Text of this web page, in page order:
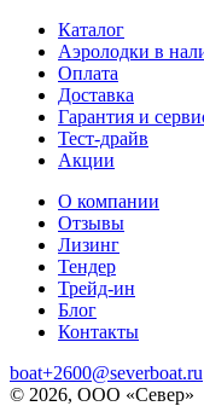
Каталог
Аэролодки в
Оплата
Доставка
Гарантия и
Тест-драйв
Акции
О компании
Отзывы
Лизинг
Тендер
Трейд-ин
Блог
Контакты
boat+2600@severboat.ru
© 2026, ООО «Север»